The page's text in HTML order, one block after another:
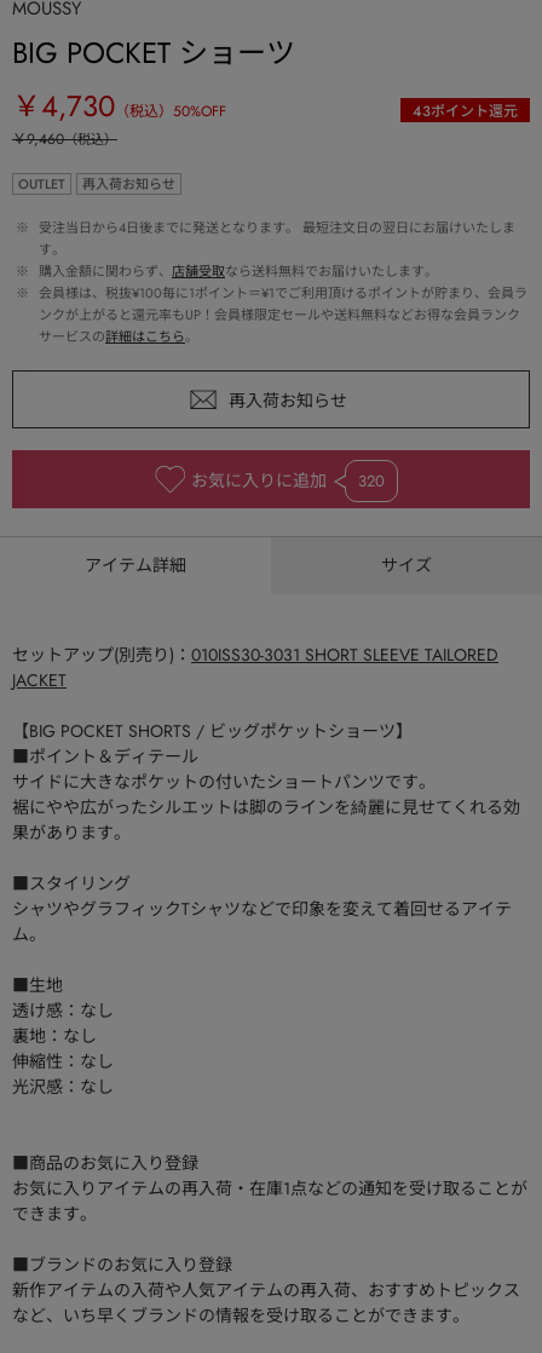
MOUSSY
BIG POCKET ショーツ
￥4,730 （税込） 50%OFF 43ポイント還元
￥9,460（税込）
OUTLET 再入荷お知らせ
※
受注当日から4日後までに発送となります。 最短注文日の翌日にお届けいたしま
す。
※
購入金額に関わらず、 店舗受取なら送料無料でお届けいたします。
※
会員様は、税抜¥100毎に1ポイント＝¥1でご利用頂けるポイントが貯まり、会員ラ
ンクが上がると還元率もUP！会員様限定セールや送料無料などお得な会員ランク
サービスの詳細はこちら。
お気に入りに追加 320
アイテム詳細 サイズ
セットアップ(別売り)： 010ISS30-3031 SHORT SLEEVE TAILORED
JACKET
【BIG POCKET SHORTS / ビッグポケットショーツ】
■ポイント＆ディテール
サイドに大きなポケットの付いたショートパンツです。
裾にやや広がったシルエットは脚のラインを綺麗に見せてくれる効
果があります。
■スタイリング
シャツやグラフィックTシャツなどで印象を変えて着回せるアイテ
ム。
■生地
透け感：なし
裏地：なし
伸縮性：なし
光沢感：なし
■商品のお気に入り登録
お気に入りアイテムの再入荷・在庫1点などの通知を受け取ることが
できます。
■ブランドのお気に入り登録
新作アイテムの入荷や人気アイテムの再入荷、おすすめトピックス
など、いち早くブランドの情報を受け取ることができます。